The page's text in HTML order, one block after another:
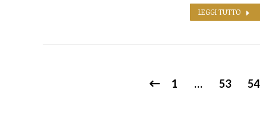
LEGGI TUTTO
1 … 53 54